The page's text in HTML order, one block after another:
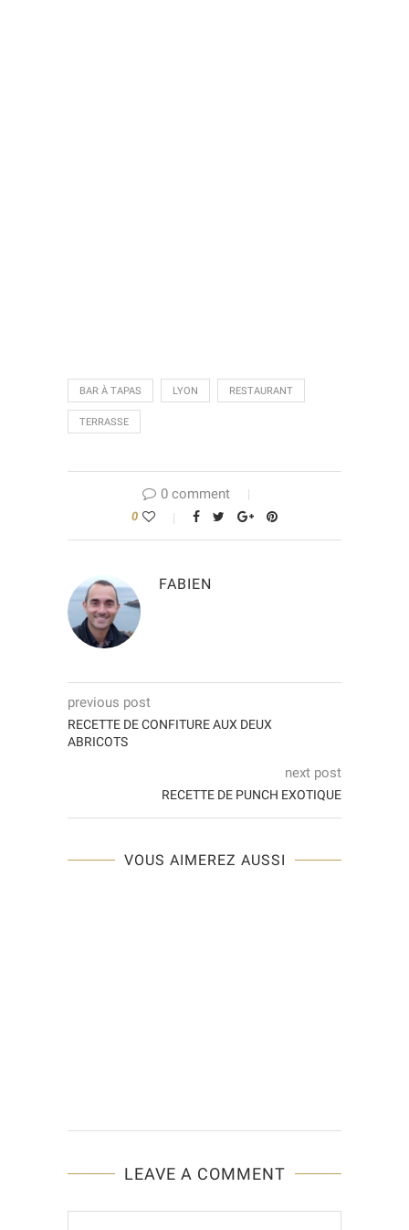
BAR À TAPAS LYON RESTAURANT
TERRASSE
0 comment
0
FABIEN
previous post
RECETTE DE CONFITURE AUX DEUX
ABRICOTS
next post
RECETTE DE PUNCH EXOTIQUE
VOUS AIMEREZ AUSSI
LEAVE A COMMENT